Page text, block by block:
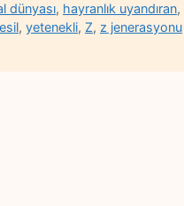
dünyası, hayranlık uyandıran,
, yetenekli, Z, z jenerasyonu